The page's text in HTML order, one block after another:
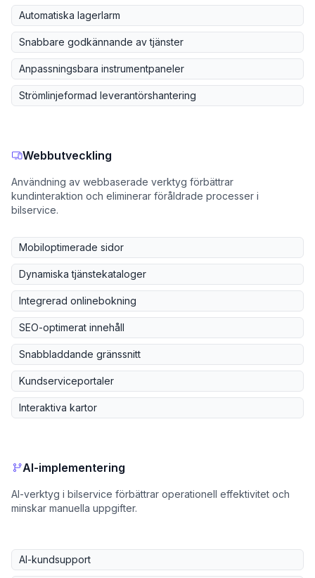
Automatiska lagerlarm
Snabbare godkännande av tjänster
Anpassningsbara instrumentpaneler
Strömlinjeformad leverantörshantering
Webbutveckling
Användning av webbaserade verktyg förbättrar
kundinteraktion och eliminerar föråldrade processer i
bilservice.
Mobiloptimerade sidor
Dynamiska tjänstekataloger
Integrerad onlinebokning
SEO-optimerat innehåll
Snabbladdande gränssnitt
Kundserviceportaler
Interaktiva kartor
AI-implementering
AI-verktyg i bilservice förbättrar operationell effektivitet och
minskar manuella uppgifter.
AI-kundsupport